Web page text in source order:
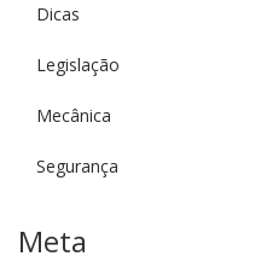
Dicas
Legislação
Mecânica
Segurança
Meta